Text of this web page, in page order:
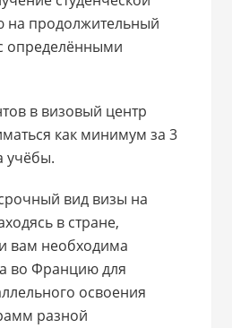
продолжительный
определёнными
в визовый центр
как минимум за 3
учёбы.
вид визы на
в стране,
вам необходима
во Францию для
освоения
разной